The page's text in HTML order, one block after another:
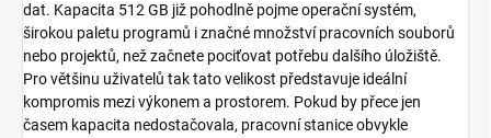
dat. Kapacita 512 GB již pohodlně pojme operační systém,
širokou paletu programů i značné množství pracovních souborů
nebo projektů, než začnete pociťovat potřebu dalšího úložiště.
Pro většinu uživatelů tak tato velikost představuje ideální
kompromis mezi výkonem a prostorem. Pokud by přece jen
časem kapacita nedostačovala, pracovní stanice obvykle